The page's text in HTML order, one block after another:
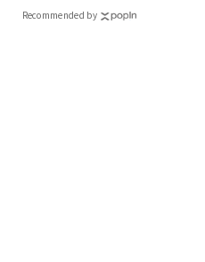
Recommended by